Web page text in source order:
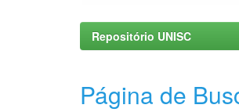
Repositório UNISC
Página de